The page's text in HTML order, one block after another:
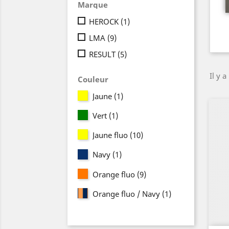
Marque
HEROCK (1)
LMA (9)
RESULT (5)
Couleur
Jaune (1)
Vert (1)
Jaune fluo (10)
Navy (1)
Orange fluo (9)
Orange fluo / Navy (1)
Il y a